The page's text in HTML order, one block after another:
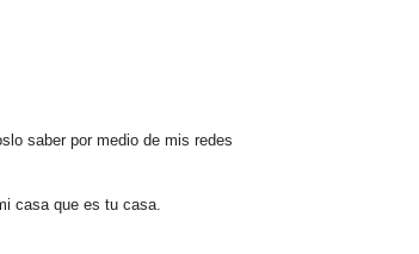
saber por medio de mis redes
casa que es tu casa.